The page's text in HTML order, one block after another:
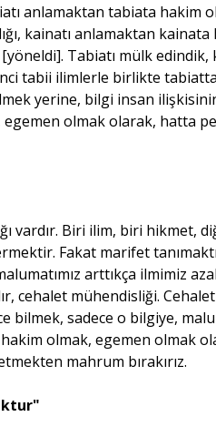
anlamaktan tabiata hakim
kainatı anlamaktan
Tabiatı mülk
tabii ilimlerle birlikte
yerine, bilgi insan
olmak olarak, hatta
vardır. Biri ilim, biri hikmet,
Fakat marifet
arttıkça ilmimiz
cehalet mühendisliği.
bilmek, sadece o bilgiye,
olmak, egemen olmak
mahrum bırakırız.